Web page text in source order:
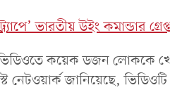
ভারতীয় উইং কমান্ডার
কয়েক ডজন লোককে
নেটওয়ার্ক জানিয়েছে,